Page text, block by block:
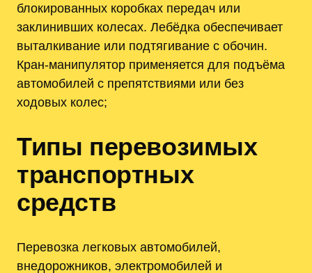
блокированных коробках передач или
заклинивших колесах. Лебёдка обеспечивает
выталкивание или подтягивание с обочин.
Кран‑манипулятор применяется для подъёма
автомобилей с препятствиями или без
ходовых колес;
Типы перевозимых
транспортных
средств
Перевозка легковых автомобилей,
внедорожников, электромобилей и